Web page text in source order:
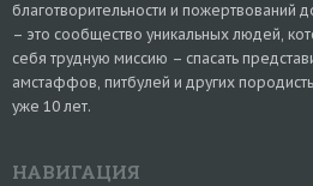
благотворительности и
– это сообщество уникальных людей,
себя трудную миссию – спасать
амстаффов, питбулей и других
уже 10 лет.
НАВИГАЦИЯ